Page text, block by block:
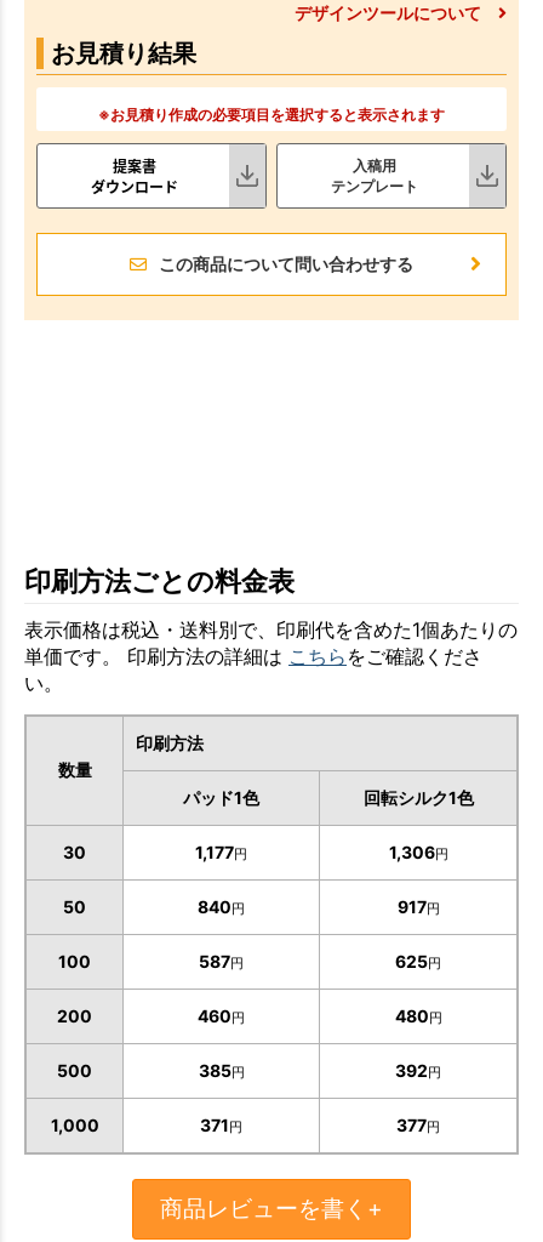
デザインツールについて
お見積り結果
※お見積り作成の必要項目を選択すると表示されます
提案書
ダウンロード
入稿用
テンプレート
この商品について問い合わせする
お買い物を続ける カートへ進む
印刷方法ごとの料金表
表示価格は税込・送料別で、印刷代を含めた1個あたりの
単価です。 印刷方法の詳細は こちら をご確認くださ
い。
数量
印刷方法
パッド1色 回転シルク1色
30 1,177円 1,306円
50 840円 917円
100 587円 625円
200 460円 480円
500 385円 392円
1,000 371円 377円
商品レビューを書く+